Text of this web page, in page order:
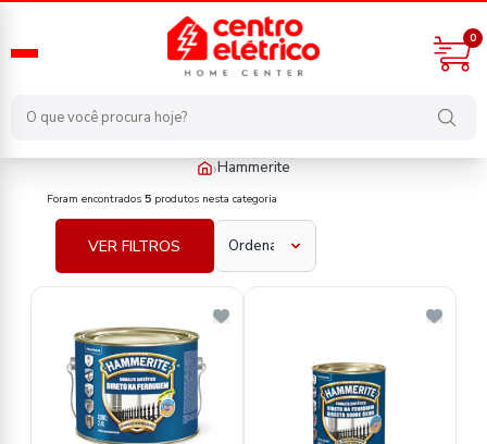
0
›Hammerite
fabricante/hammerite
Foram encontrados 5 produtos nesta categoria
VER FILTROS